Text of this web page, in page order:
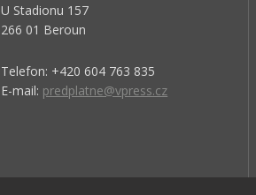
U Stadionu 157
266 01 Beroun
Telefon: +420 604 763 835
E-mail: predplatne@vpress.cz